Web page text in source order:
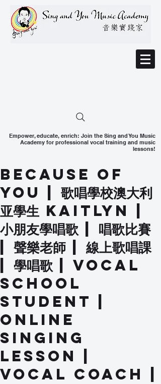
Empower, educate, enrich: Join the Sing and You Music
Academy for professional vocal training and music
lessons!
Because Of
You | 歌唱學校澳大利
亚學生 Kaitlyn |
小朋友學唱歌 | 唱歌比賽
| 聲樂老師 | 線上歌唱課
| 學唱歌 | Vocal
School
Student |
Online
Singing
Lesson |
Vocal Coach |